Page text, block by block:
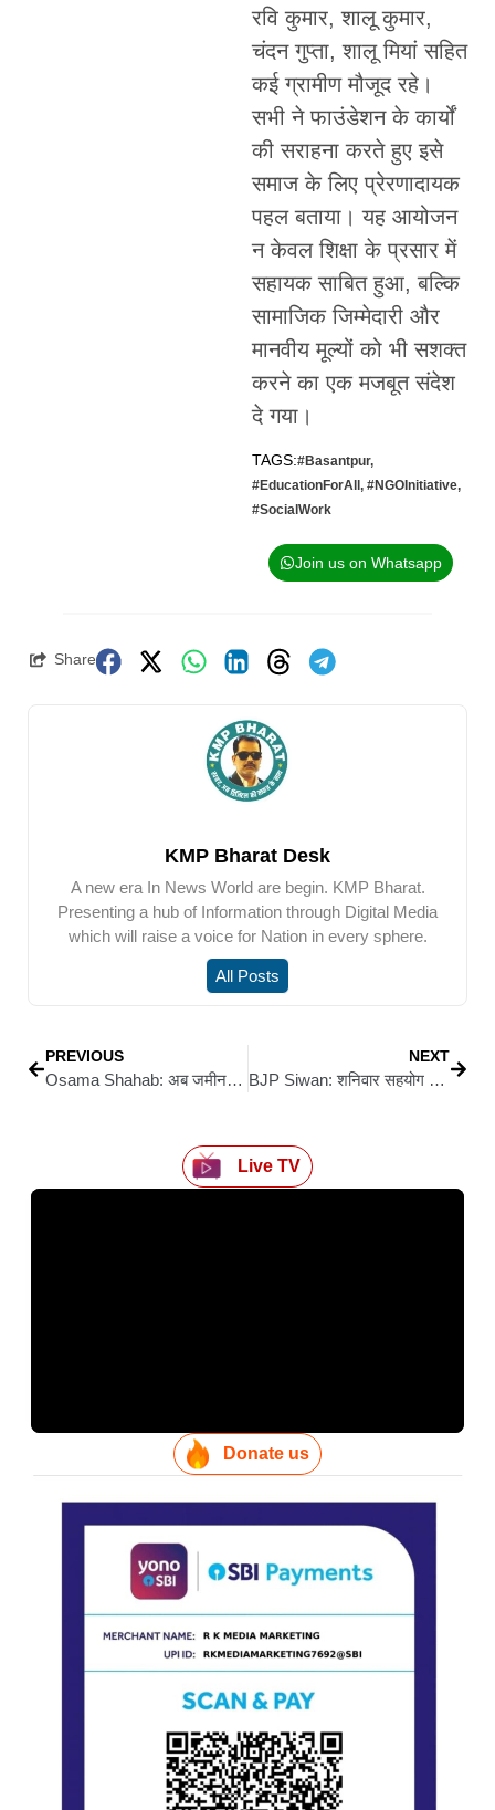
रवि कुमार, शालू कुमार,
चंदन गुप्ता, शालू मियां सहित
कई ग्रामीण मौजूद रहे।
सभी ने फाउंडेशन के कार्यों
की सराहना करते हुए इसे
समाज के लिए प्रेरणादायक
पहल बताया। यह आयोजन
न केवल शिक्षा के प्रसार में
सहायक साबित हुआ, बल्कि
सामाजिक जिम्मेदारी और
मानवीय मूल्यों को भी सशक्त
करने का एक मजबूत संदेश
दे गया।
TAGS:#Basantpur,
#EducationForAll , #NGOInitiative,
#SocialWork
Join us on Whatsapp
Share
KMP Bharat Desk
A new era In News World are begin. KMP Bharat.
Presenting a hub of Information through Digital Media
which will raise a voice for Nation in every sphere.
All Posts
PREVIOUS
Osama Shahab: अब जमीन विवाद में फंसे रघुनाथपुर से राजद विधायक ओसामा शहाब, एक महीने में दर्ज हुआ दूसरा एफआईआर
NEXT
BJP Siwan: शनिवार सहयोग कार्यक्रम में भाजपा नेताओं ने सुनी जनता की समस्याएं, मौके पर ही समाधान का प्रयास
Live TV
Donate us